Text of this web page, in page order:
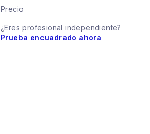
Precio
¿Eres profesional independiente?
Prueba encuadrado ahora